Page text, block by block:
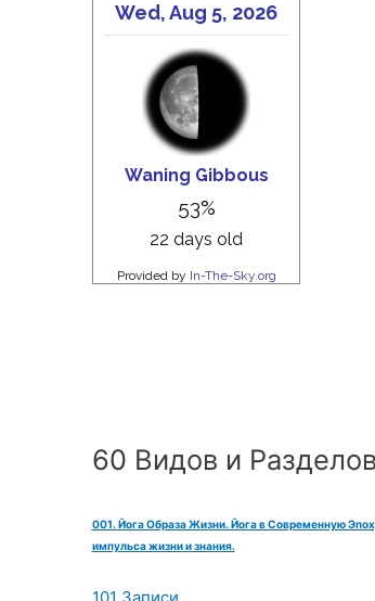
60 Видов и
001. Йога Образа Жизни. Йога в Современную
импульса жизни и знания.